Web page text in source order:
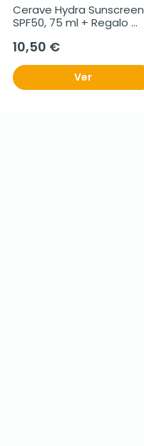
Cerave Hydra Sunscreen
SPF50, 75 ml + Regalo
10,50 €
Ver